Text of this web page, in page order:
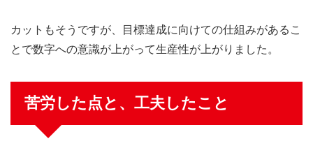
カットもそうですが、目標達成に向けての仕組みがあるこ
とで数字への意識が上がって生産性が上がりました。
苦労した点と、工夫したこと